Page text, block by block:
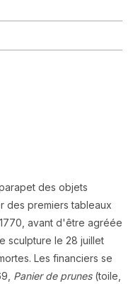
des objets
des premiers tableaux
avant d'être agréée
sculpture le 28 juillet
Les financiers se
Panier de prunes (toile,